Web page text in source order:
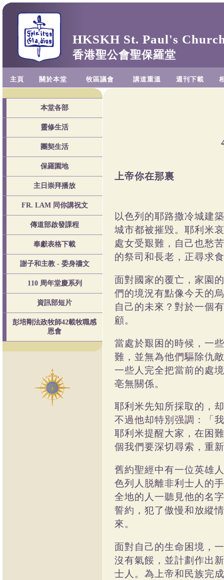
HKSKH St. Paul's
香港聖公會聖保羅堂
主頁 關於本堂 牧區議會 講道重溫 週刊下載
本堂各部
靈修生活
團契生活
保羅園地
主日崇拜播放
FR. LAM 同你講祝文
傳道部啟發課程
奉獻表格下載
謝子和主教 - 委身禱文
110 周年堂慶系列
資訊部短片
彭培剛法政牧師42載牧職感
恩會
上帝你在那裏
以色列的耶路撒冷城建
城市都被摧毁。耶利米
處女受艱難，自己也愁
的祭司和長老，正尋求
面對國家的覆亡，家園
們的境況有點像今天的
自己的未來？對於一個
顧。
當處於艱困的時候，一
難，並無為他們驅除仇
一些人完全把當前的處
亳無關係。
耶利米先知所採取的，
不過他却特別强調：「
耶利米提醒大家，在困
個我們要深切尋索，重
舊約聖經中有一位英雄
色列人脱離非利士人的
全地的人一聽見他的名
誓約，犯了傲慢和放縱
來。
面對自己的生命困境，
沒有氣餒，並計劃作出
士人。為上帝和民族完